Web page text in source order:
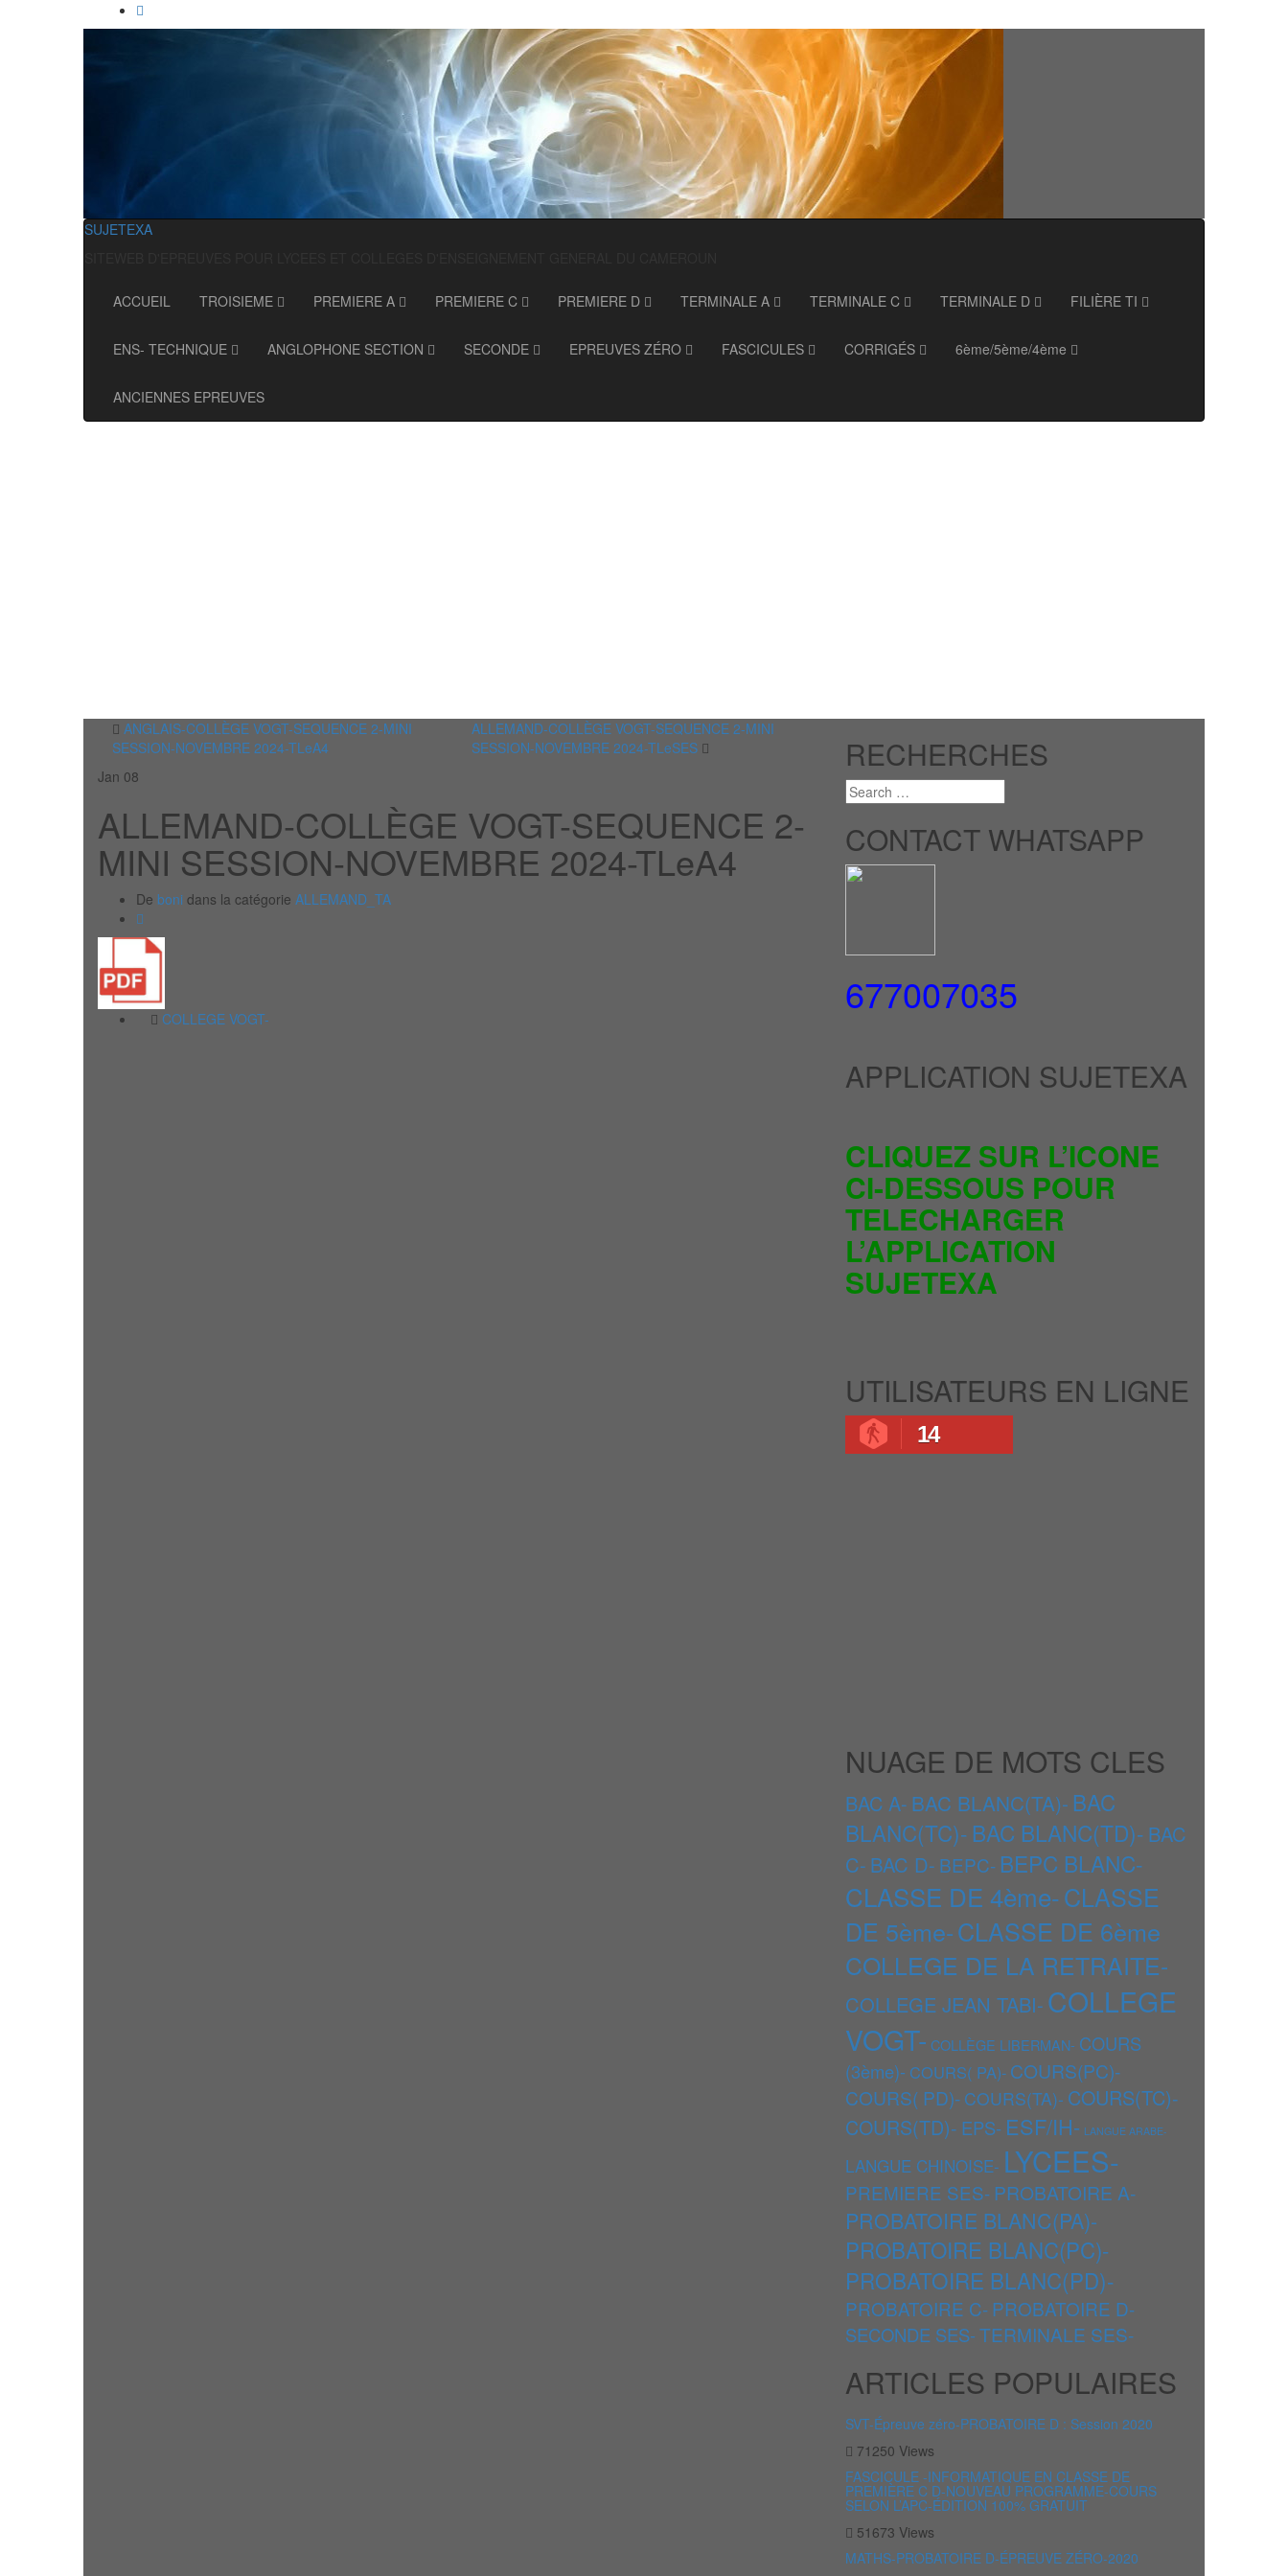
SUJETEXA
ACCUEIL TROISIEME PREMIERE A PREMIERE C PREMIERE D TERMINALE A TERMINALE C TERMINALE D FILIÈRE TI
ENS- TECHNIQUE ANGLOPHONE SECTION SECONDE EPREUVES ZÉRO FASCICULES CORRIGÉS 6ème/5ème/4ème
ANCIENNES EPREUVES
ANGLAIS-COLLÈGE VOGT-SEQUENCE 2-MINI
SESSION-NOVEMBRE 2024-TLeA4
ALLEMAND-COLLÈGE VOGT-SEQUENCE 2-MINI
SESSION-NOVEMBRE 2024-TLeSES
Jan 08
ALLEMAND-COLLÈGE VOGT-SEQUENCE 2-
MINI SESSION-NOVEMBRE 2024-TLeA4
De boni dans la catégorie ALLEMAND_TA
COLLEGE VOGT-
RECHERCHES
CONTACT WHATSAPP
677007035
APPLICATION SUJETEXA
CLIQUEZ SUR L’ICONE
CI-DESSOUS POUR
TELECHARGER
L’APPLICATION
SUJETEXA
UTILISATEURS EN LIGNE
14
NUAGE DE MOTS CLES
BAC A- BAC BLANC(TA)- BAC
BLANC(TC)- BAC BLANC(TD)- BAC
C- BAC D- BEPC- BEPC BLANC-
CLASSE DE 4ème-CLASSE
DE 5ème-CLASSE DE 6ème
COLLEGE DE LA RETRAITE-
COLLEGE JEAN TABI- COLLEGE
VOGT- COLLÈGE LIBERMAN- COURS
(3ème)- COURS( PA)- COURS(PC)-
COURS( PD)- COURS(TA)- COURS(TC)-
COURS(TD)- EPS- ESF/IH- LANGUE ARABE-
LANGUE CHINOISE- LYCEES-
PREMIERE SES- PROBATOIRE A-
PROBATOIRE BLANC(PA)-
PROBATOIRE BLANC(PC)-
PROBATOIRE BLANC(PD)-
PROBATOIRE C- PROBATOIRE D-
SECONDE SES-TERMINALE SES-
ARTICLES POPULAIRES
SVT-Épreuve zéro-PROBATOIRE D : Session 2020
71250 Views
FASCICULE -INFORMATIQUE EN CLASSE DE
PREMIÈRE C D-NOUVEAU PROGRAMME-COURS
SELON L’APC-ÉDITION 100% GRATUIT
51673 Views
MATHS-PROBATOIRE D-ÉPREUVE ZÉRO-2020